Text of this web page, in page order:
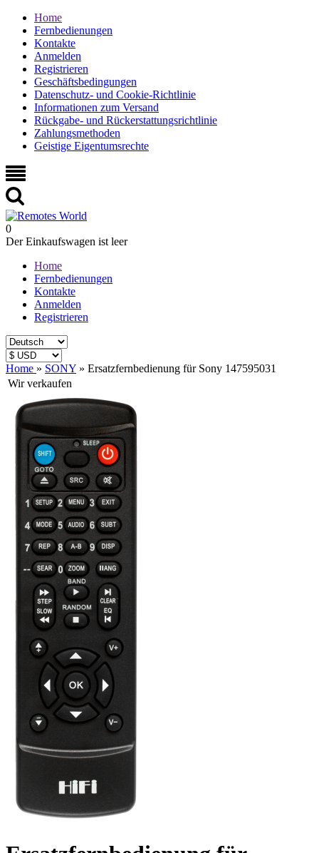
Home
Fernbedienungen
Kontakte
Anmelden
Registrieren
Geschäftsbedingungen
Datenschutz- und Cookie-Richtlinie
Informationen zum Versand
Rückgabe- und Rückerstattungsrichtlinie
Zahlungsmethoden
Geistige Eigentumsrechte
0
Der Einkaufswagen ist leer
Home
Fernbedienungen
Kontakte
Anmelden
Registrieren
Home » SONY » Ersatzfernbedienung für Sony 147595031
Wir verkaufen